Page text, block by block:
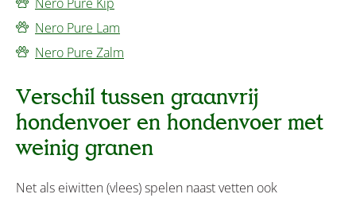
Nero Pure Kip
Nero Pure Lam
Nero Pure Zalm
Verschil tussen graanvrij
hondenvoer en hondenvoer met
weinig granen
Net als eiwitten (vlees) spelen naast vetten ook